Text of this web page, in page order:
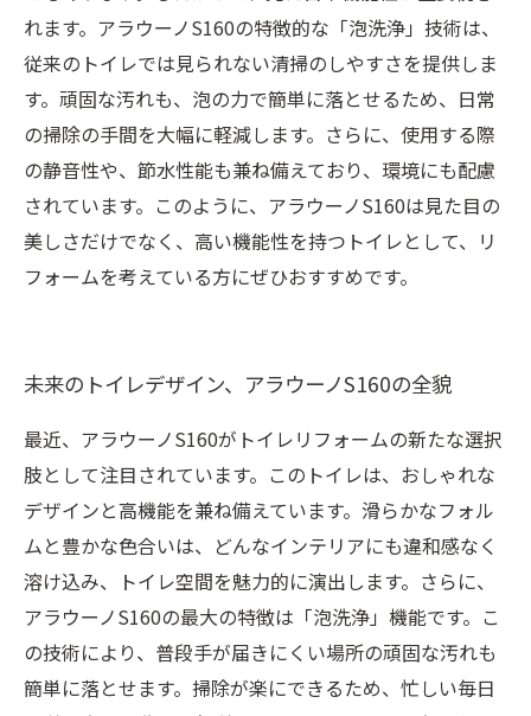
れます。アラウーノS160の特徴的な「泡洗浄」技術は、
従来のトイレでは見られない清掃のしやすさを提供しま
す。頑固な汚れも、泡の力で簡単に落とせるため、日常
の掃除の手間を大幅に軽減します。さらに、使用する際
の静音性や、節水性能も兼ね備えており、環境にも配慮
されています。このように、アラウーノS160は見た目の
美しさだけでなく、高い機能性を持つトイレとして、リ
フォームを考えている方にぜひおすすめです。
未来のトイレデザイン、アラウーノS160の全貌
最近、アラウーノS160がトイレリフォームの新たな選択
肢として注目されています。このトイレは、おしゃれな
デザインと高機能を兼ね備えています。滑らかなフォル
ムと豊かな色合いは、どんなインテリアにも違和感なく
溶け込み、トイレ空間を魅力的に演出します。さらに、
アラウーノS160の最大の特徴は「泡洗浄」機能です。こ
の技術により、普段手が届きにくい場所の頑固な汚れも
簡単に落とせます。掃除が楽にできるため、忙しい毎日